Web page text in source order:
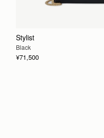
Stylist
Black
¥71,500